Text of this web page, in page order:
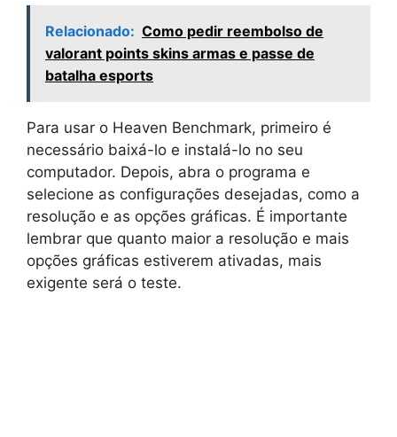
Relacionado: Como pedir reembolso de
valorant points skins armas e passe de
batalha esports
Para usar o Heaven Benchmark, primeiro é
necessário baixá-lo e instalá-lo no seu
computador. Depois, abra o programa e
selecione as configurações desejadas, como a
resolução e as opções gráficas. É importante
lembrar que quanto maior a resolução e mais
opções gráficas estiverem ativadas, mais
exigente será o teste.